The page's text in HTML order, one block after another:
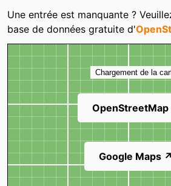
Catégories
Une entrée est manquante ?
base de données gratuite d'
Carte
Chargement de la
Google Maps ↗